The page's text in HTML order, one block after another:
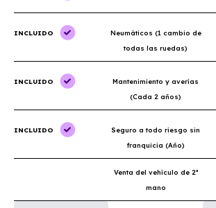
INCLUIDO
Neumáticos (1 cambio de
todas las ruedas)
INCLUIDO
Mantenimiento y averías
(Cada 2 años)
INCLUIDO
Seguro a todo riesgo sin
franquicia (Año)
Venta del vehículo de 2ª
mano